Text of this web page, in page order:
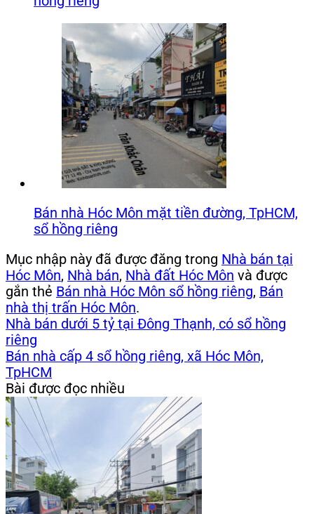
Bán nhà Hóc Môn mặt tiền đường, TpHCM,
sổ hồng riêng
Mục nhập này đã được đăng trong Nhà bán tại
Hóc Môn, Nhà bán, Nhà đất Hóc Môn và được
gắn thẻ Bán nhà Hóc Môn sổ hồng riêng, Bán
nhà thị trấn Hóc Môn.
Nhà bán dưới 5 tỷ tại Đông Thạnh, có sổ hồng
riêng
Bán nhà cấp 4 sổ hồng riêng, xã Hóc Môn,
TpHCM
Bài được đọc nhiều